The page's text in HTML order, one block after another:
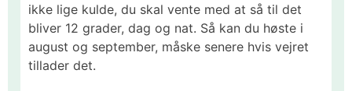
Bergold, økologiske bønne er en sort der giver